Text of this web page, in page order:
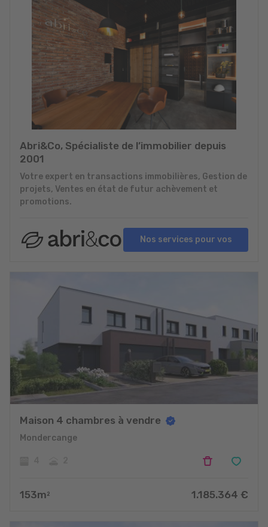
Abri&Co, Spécialiste de l’immobilier depuis
2001
Votre expert en transactions immobilières, Gestion de
projets, Ventes en état de futur achèvement et
promotions.
Nos services pour vos
Maison 4 chambres à vendre
Mondercange
153m 2 1.185.364 €